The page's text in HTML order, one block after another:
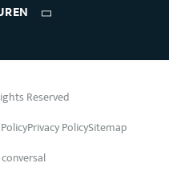
Reserved
Privacy PolicySitemap
conversal